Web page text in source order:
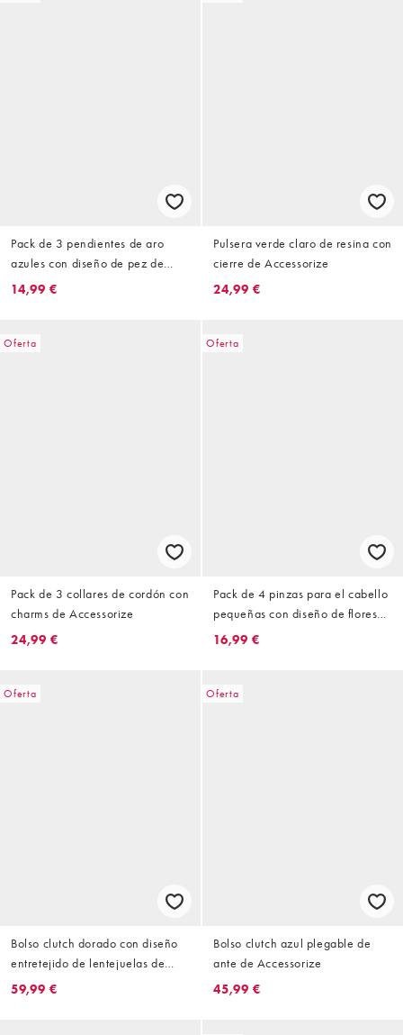
Pack de 3 pendientes de aro
azules con diseño de pez de
cerámica de Accessorize
14,99 €
Pulsera verde claro de resina con
cierre de Accessorize
24,99 €
Oferta
Pack de 3 collares de cordón con
charms de Accessorize
24,99 €
Oferta
Pack de 4 pinzas para el cabello
pequeñas con diseño de flores
esmaltadas de Accessorize
16,99 €
Oferta
Bolso clutch dorado con diseño
entretejido de lentejuelas de
Accessorize
59,99 €
Oferta
Bolso clutch azul plegable de
ante de Accessorize
45,99 €